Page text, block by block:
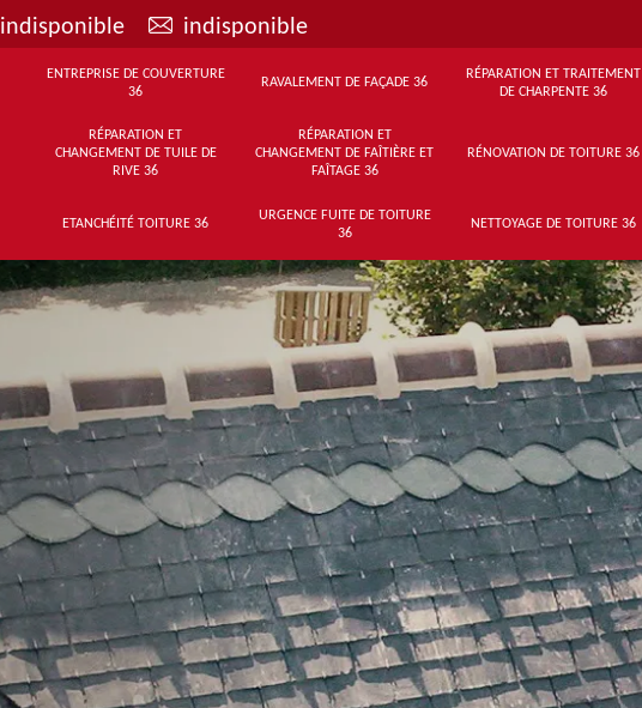
indisponible indisponible
ENTREPRISE DE COUVERTURE
36
RAVALEMENT DE FAÇADE 36
RÉPARATION ET TRAITEMENT
DE CHARPENTE 36
RÉPARATION ET
CHANGEMENT DE TUILE DE
RIVE 36
RÉPARATION ET
CHANGEMENT DE FAÎTIÈRE ET
FAÎTAGE 36
RÉNOVATION DE TOITURE 36
ETANCHÉITÉ TOITURE 36
URGENCE FUITE DE TOITURE
36
NETTOYAGE DE TOITURE 36